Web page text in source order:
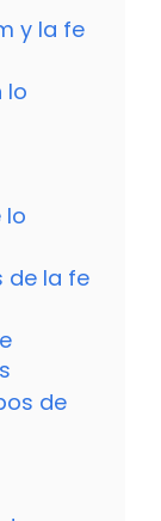
y la fe
lo
lo
de la fe
de